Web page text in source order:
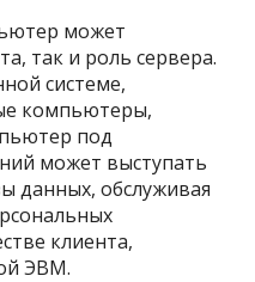
может
так и роль сервера.
системе,
компьютеры,
под
может выступать
данных, обслуживая
клиента,
ЭВМ.